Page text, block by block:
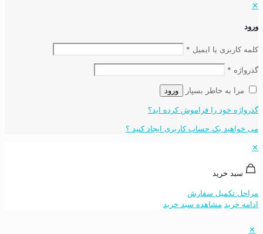
✕
ورود
کلمه کاربری یا ایمیل *
گذرواژه *
مرا به خاطر بسپار ورود
گذرواژه خود را فراموش کرده اید؟
می خواهید یک حساب کاربری ایجاد کنید ؟
✕
سبد خرید
مراحل تکمیل سفارش
ادامه خرید مشاهده سبد خرید
✕